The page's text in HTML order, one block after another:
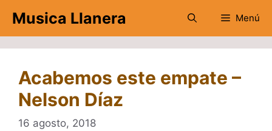
contenido
Musica Llanera Menú
Acabemos este empate –
Nelson Díaz
16 agosto, 2018